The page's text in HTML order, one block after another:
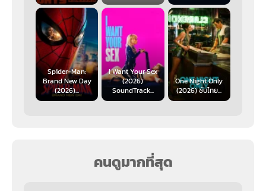
Spider-Man:
Brand New Day
(2026)...
I Want Your Sex
(2026)
SoundTrack...
One Night Only
(2026) ซับไทย...
คนดูมากที่สุด